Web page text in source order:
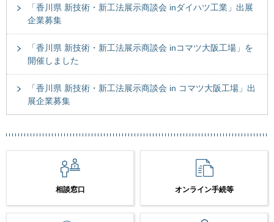
「香川県 新技術・新工法展示商談会 inダイハツ工業」出展
企業募集
「香川県 新技術・新工法展示商談会 inコマツ大阪工場」を
開催しました
「香川県 新技術・新工法展示商談会 in コマツ大阪工場」出
展企業募集
相談窓口 オンライン手続等